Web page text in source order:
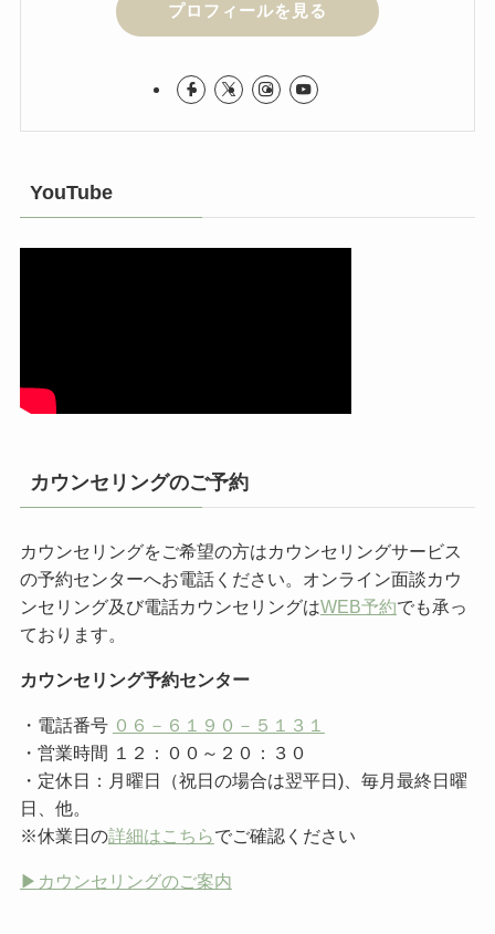
プロフィールを見る
YouTube
カウンセリングのご予約
カウンセリングをご希望の方はカウンセリングサービス
の予約センターへお電話ください。オンライン面談カウ
ンセリング及び電話カウンセリングはWEB予約でも承っ
ております。
カウンセリング予約センター
・電話番号 ０６－６１９０－５１３１
・営業時間 １２：００～２０：３０
・定休日：月曜日（祝日の場合は翌平日)、毎月最終日曜
日、他。
※休業日の詳細はこちらでご確認ください
▶︎カウンセリングのご案内